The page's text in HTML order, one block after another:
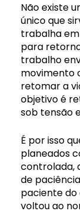
Não existe
único que
trabalha
para
trabalho
movimento
retomar a
objetivo é
sob tensão
É por isso
planeados
controlada,
de
paciente
voltou ao